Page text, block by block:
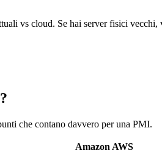
vs cloud. Se hai server fisici
che contano davvero per una PMI.
Amazon AWS